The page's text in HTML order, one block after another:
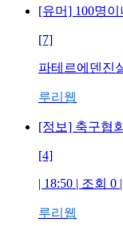
[유머] 100명
[7]
파테르에덴진
루리웹
[정보] 축구협
[4]
| 18:50 | 조회 0 |
루리웹